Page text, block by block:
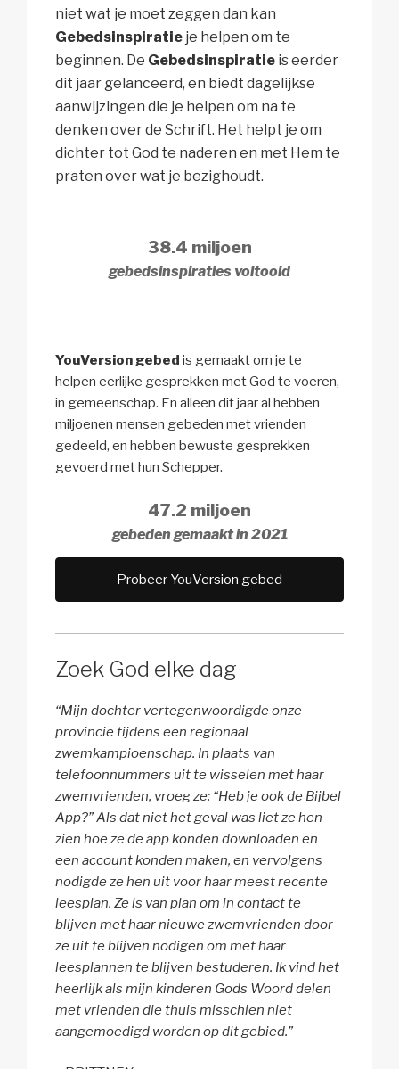
niet wat je moet zeggen dan kan
Gebedsinspiratie je helpen om te
beginnen. De Gebedsinspiratie is eerder
dit jaar gelanceerd, en biedt dagelijkse
aanwijzingen die je helpen om na te
denken over de Schrift. Het helpt je om
dichter tot God te naderen en met Hem te
praten over wat je bezighoudt.
38.4 miljoen
gebedsinspiraties voltooid
YouVersion gebed is gemaakt om je te
helpen eerlijke gesprekken met God te voeren,
in gemeenschap. En alleen dit jaar al hebben
miljoenen mensen gebeden met vrienden
gedeeld, en hebben bewuste gesprekken
gevoerd met hun Schepper.
47.2 miljoen
gebeden gemaakt in 2021
Probeer YouVersion gebed
Zoek God elke dag
“Mijn dochter vertegenwoordigde onze
provincie tijdens een regionaal
zwemkampioenschap. In plaats van
telefoonnummers uit te wisselen met haar
zwemvrienden, vroeg ze: “Heb je ook de Bijbel
App?” Als dat niet het geval was liet ze hen
zien hoe ze de app konden downloaden en
een account konden maken, en vervolgens
nodigde ze hen uit voor haar meest recente
leesplan. Ze is van plan om in contact te
blijven met haar nieuwe zwemvrienden door
ze uit te blijven nodigen om met haar
leesplannen te blijven bestuderen. Ik vind het
heerlijk als mijn kinderen Gods Woord delen
met vrienden die thuis misschien niet
aangemoedigd worden op dit gebied.”